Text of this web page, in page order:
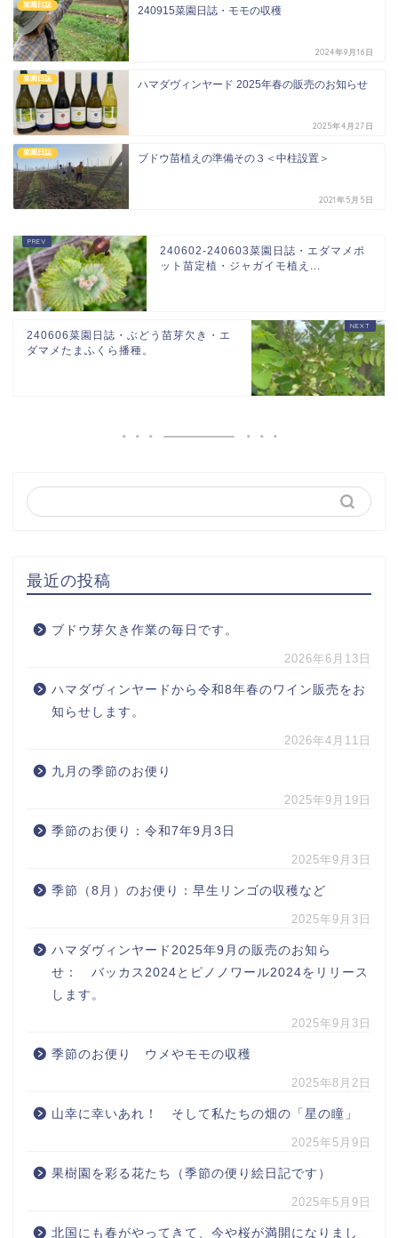
菜園日誌 240915菜園日誌・モモの収穫
2024年9月16日
菜園日誌 ハマダヴィンヤード 2025年春の販売のお知らせ
2025年4月27日
菜園日誌 ブドウ苗植えの準備その３＜中柱設置＞
2021年5月5日
240602-240603菜園日誌・エダマメポ
ット苗定植・ジャガイモ植え...
240606菜園日誌・ぶどう苗芽欠き・エ
ダマメたまふくら播種。
最近の投稿
ブドウ芽欠き作業の毎日です。
2026年6月13日
ハマダヴィンヤードから令和8年春のワイン販売をお
知らせします。
2026年4月11日
九月の季節のお便り
2025年9月19日
季節のお便り：令和7年9月3日
2025年9月3日
季節（8月）のお便り：早生リンゴの収穫など
2025年9月3日
ハマダヴィンヤード2025年9月の販売のお知ら
せ： バッカス2024とピノノワール2024をリリース
します。
2025年9月3日
季節のお便り ウメやモモの収穫
2025年8月2日
山幸に幸いあれ！ そして私たちの畑の「星の瞳」
2025年5月9日
果樹園を彩る花たち（季節の便り絵日記です）
2025年5月9日
北国にも春がやってきて、今や桜が満開になりまし